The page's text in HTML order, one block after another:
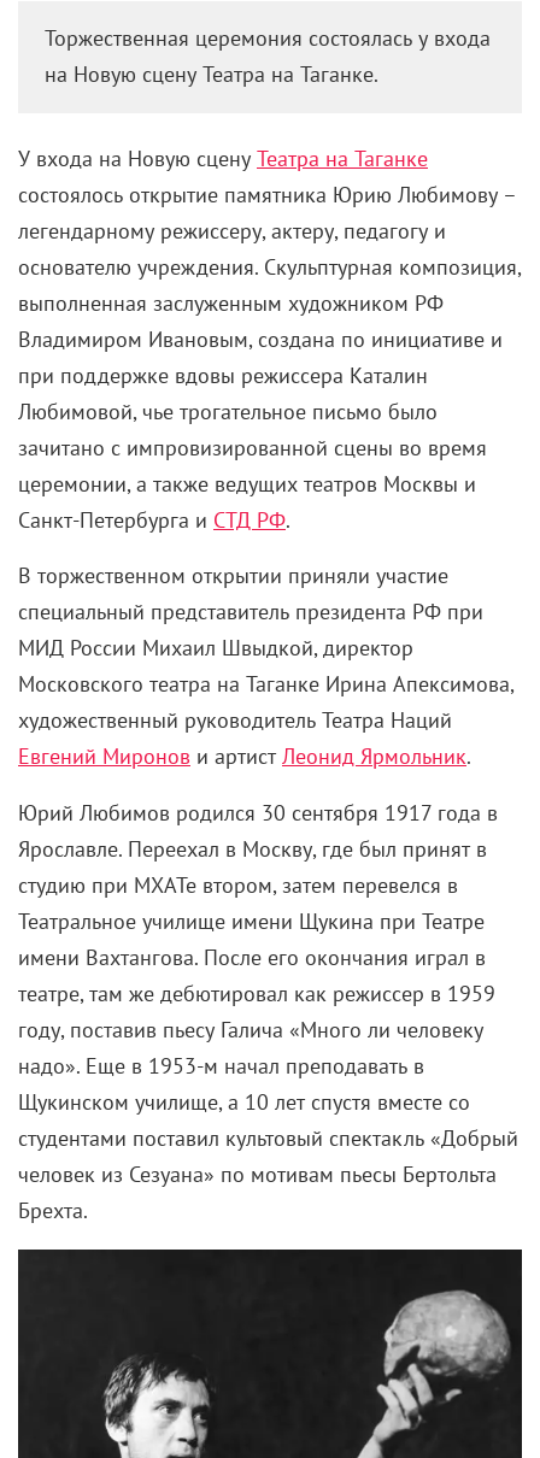
Торжественная церемония состоялась у входа
на Новую сцену Театра на Таганке.
У входа на Новую сцену Театра на Таганке
состоялось открытие памятника Юрию Любимову –
легендарному режиссеру, актеру, педагогу и
основателю учреждения. Скульптурная композиция,
выполненная заслуженным художником РФ
Владимиром Ивановым, создана по инициативе и
при поддержке вдовы режиссера Каталин
Любимовой, чье трогательное письмо было
зачитано с импровизированной сцены во время
церемонии, а также ведущих театров Москвы и
Санкт-Петербурга и СТД РФ.
В торжественном открытии приняли участие
специальный представитель президента РФ при
МИД России Михаил Швыдкой, директор
Московского театра на Таганке Ирина Апексимова,
художественный руководитель Театра Наций
Евгений Миронов и артистЛеонид Ярмольник.
Юрий Любимов родился 30 сентября 1917 года в
Ярославле. Переехал в Москву, где был принят в
студию при МХАТе втором, затем перевелся в
Театральное училище имени Щукина при Театре
имени Вахтангова. После его окончания играл в
театре, там же дебютировал как режиссер в 1959
году, поставив пьесу Галича «Много ли человеку
надо». Еще в 1953-м начал преподавать в
Щукинском училище, а 10 лет спустя вместе со
студентами поставил культовый спектакль «Добрый
человек из Сезуана» по мотивам пьесы Бертольта
Брехта.